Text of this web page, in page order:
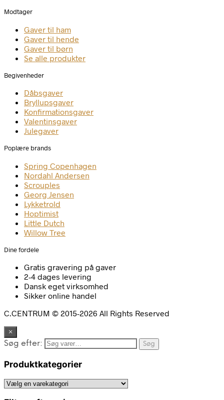
Modtager
Gaver til ham
Gaver til hende
Gaver til børn
Se alle produkter
Begivenheder
Dåbsgaver
Bryllupsgaver
Konfirmationsgaver
Valentinsgaver
Julegaver
Poplære brands
Spring Copenhagen
Nordahl Andersen
Scrouples
Georg Jensen
Lykketrold
Hoptimist
Little Dutch
Willow Tree
Dine fordele
Gratis gravering på gaver
2-4 dages levering
Dansk eget virksomhed
Sikker online handel
C.CENTRUM © 2015-2026 All Rights Reserved
×
Søg efter: Søg
Produktkategorier